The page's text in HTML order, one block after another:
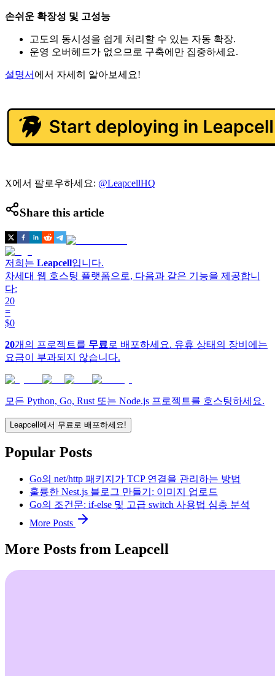
손쉬운 확장성 및 고성능
고도의 동시성을 쉽게 처리할 수 있는 자동 확장.
운영 오버헤드가 없으므로 구축에만 집중하세요.
설명서 에서 자세히 알아보세요!
X에서 팔로우하세요: @LeapcellHQ
Share this article
저희는 Leapcell입니다.
차세대 웹 호스팅 플랫폼으로, 다음과 같은 기능을 제공합니
다:
20
=
$0
20개의 프로젝트를 무료 로 배포하세요. 유휴 상태의 장비에는
요금이 부과되지 않습니다.
모든 Python, Go, Rust 또는 Node.js 프로젝트를 호스팅하세요.
Leapcell에서 무료로 배포하세요!
Popular Posts
Go의 net/http 패키지가 TCP 연결을 관리하는 방법
훌륭한 Nest.js 블로그 만들기: 이미지 업로드
Go의 조건문: if-else 및 고급 switch 사용법 심층 분석
More Posts
More Posts from Leapcell